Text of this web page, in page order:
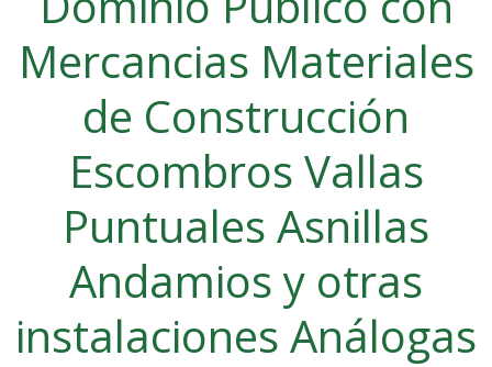
Mercancias Materiales
de Construcción
Escombros Vallas
Puntuales Asnillas
Andamios y otras
instalaciones Análogas